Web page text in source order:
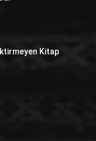
Kitap